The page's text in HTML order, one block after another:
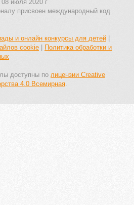
июля 2020 г
присвоен международный код
и онлайн конкурсы для детей
cookie
Политика обработки и
доступны по лицензии Creative
4.0 Всемирная.